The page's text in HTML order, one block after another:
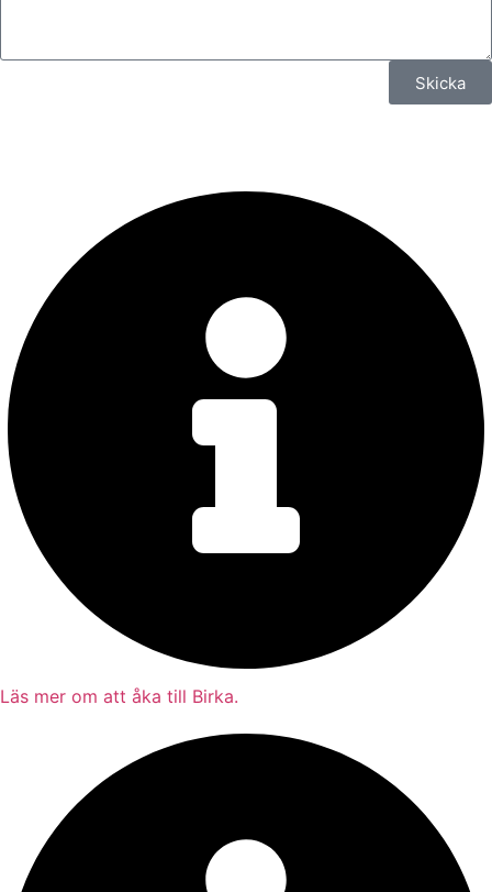
Skicka
Läs mer om att åka till Birka.